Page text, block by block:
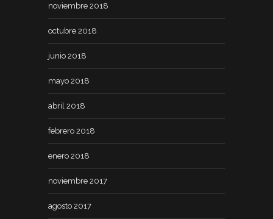
noviembre 2018
octubre 2018
junio 2018
mayo 2018
abril 2018
febrero 2018
enero 2018
noviembre 2017
agosto 2017